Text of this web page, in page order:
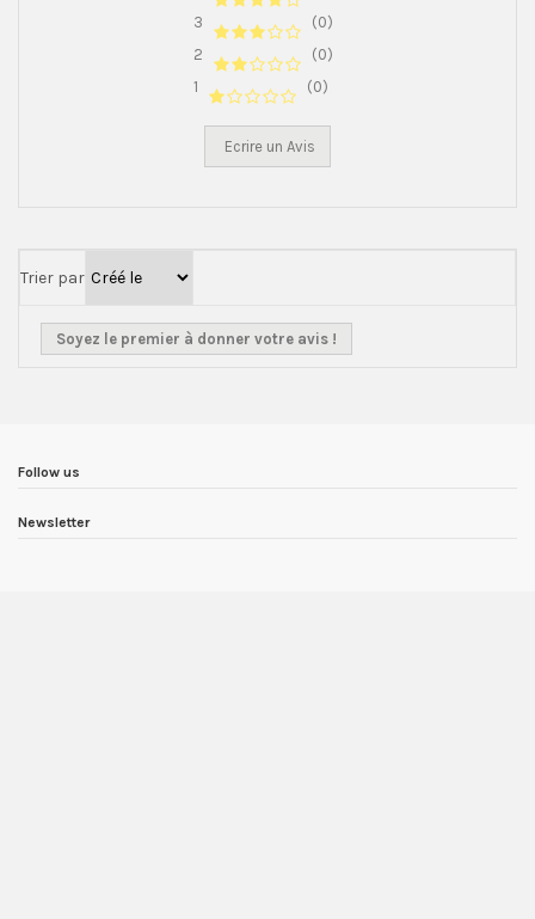
3
(0)
2
(0)
1
(0)
Ecrire un Avis
Trier par
Soyez le premier à donner votre avis !
Follow us
Newsletter